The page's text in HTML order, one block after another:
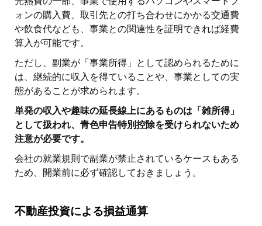
ォンの購入費、取引先との打ち合わせにかかる交通費
や飲食代なども、事業との関連性を証明できれば経費
算入が可能です。
ただし、副業が「事業所得」として認められるために
は、継続的に収入を得ていることや、事業としての実
態があることが求められます。
単発の収入や趣味の延長線上にあるものは「雑所得」
として扱われ、青色申告特別控除を受けられないため
注意が必要です。
会社の就業規則で副業が禁止されているケースもある
ため、開業前に必ず確認しておきましょう。
不動産投資による損益通算